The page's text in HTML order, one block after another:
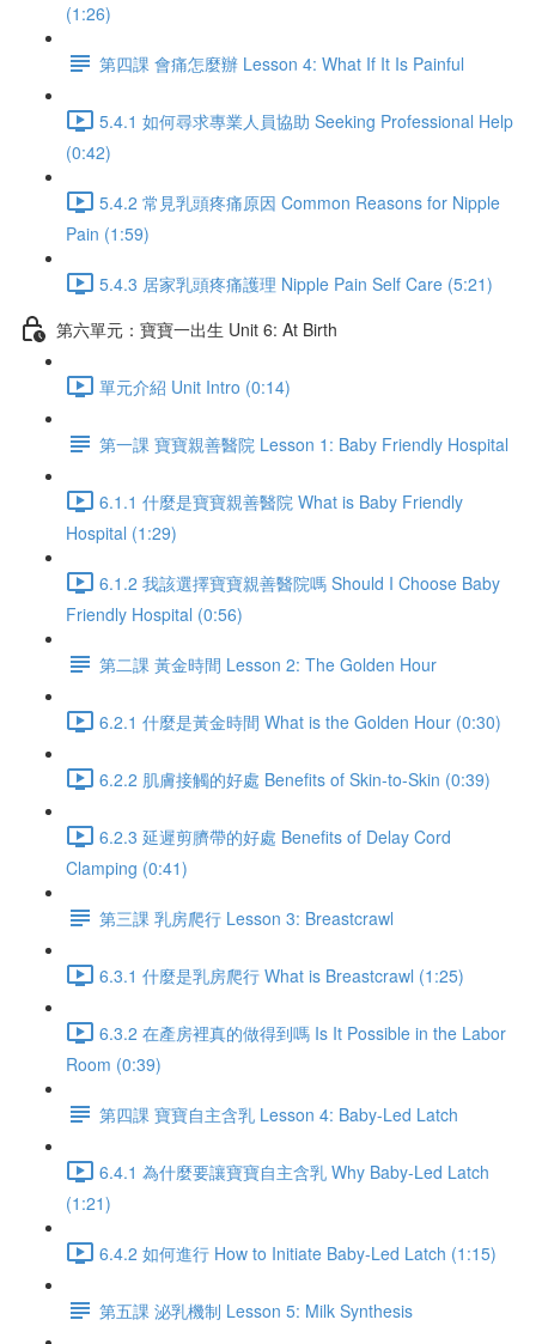
(1:26)
第四課 會痛怎麼辦 Lesson 4: What If It Is Painful
5.4.1 如何尋求專業人員協助 Seeking Professional Help
(0:42)
5.4.2 常見乳頭疼痛原因 Common Reasons for Nipple
Pain (1:59)
5.4.3 居家乳頭疼痛護理 Nipple Pain Self Care (5:21)
第六單元：寶寶一出生 Unit 6: At Birth
單元介紹 Unit Intro (0:14)
第一課 寶寶親善醫院 Lesson 1: Baby Friendly Hospital
6.1.1 什麼是寶寶親善醫院 What is Baby Friendly
Hospital (1:29)
6.1.2 我該選擇寶寶親善醫院嗎 Should I Choose Baby
Friendly Hospital (0:56)
第二課 黃金時間 Lesson 2: The Golden Hour
6.2.1 什麼是黃金時間 What is the Golden Hour (0:30)
6.2.2 肌膚接觸的好處 Benefits of Skin-to-Skin (0:39)
6.2.3 延遲剪臍帶的好處 Benefits of Delay Cord
Clamping (0:41)
第三課 乳房爬行 Lesson 3: Breastcrawl
6.3.1 什麼是乳房爬行 What is Breastcrawl (1:25)
6.3.2 在產房裡真的做得到嗎 Is It Possible in the Labor
Room (0:39)
第四課 寶寶自主含乳 Lesson 4: Baby-Led Latch
6.4.1 為什麼要讓寶寶自主含乳 Why Baby-Led Latch
(1:21)
6.4.2 如何進行 How to Initiate Baby-Led Latch (1:15)
第五課 泌乳機制 Lesson 5: Milk Synthesis